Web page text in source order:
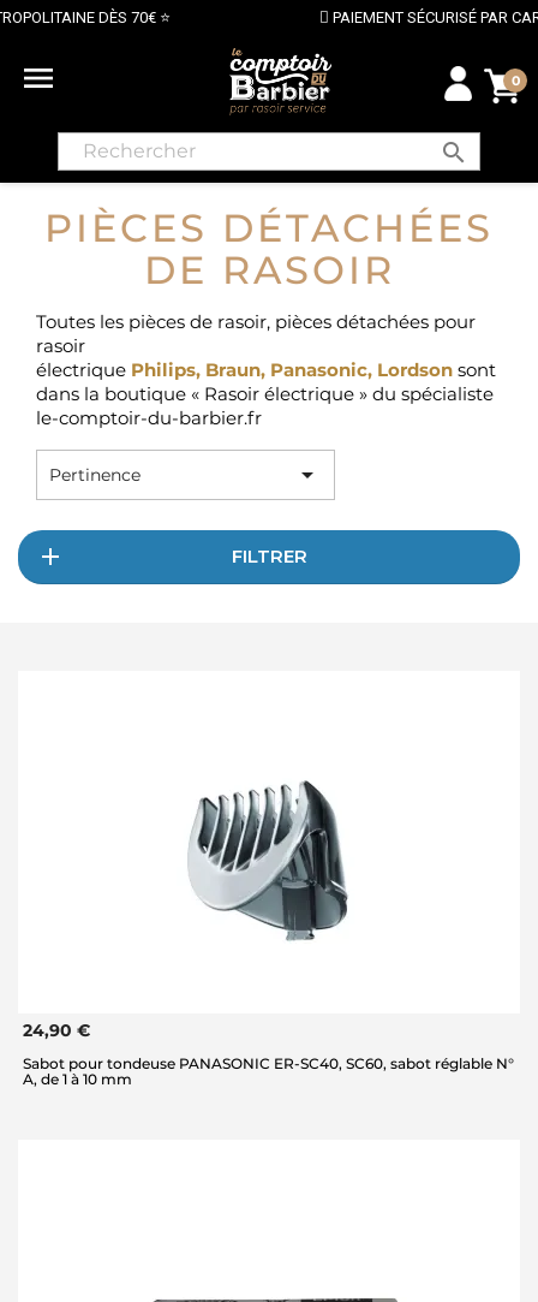
PAIEMENT SÉCURISÉ PAR CARTE BANCAIRE
 0
search
PIÈCES DÉTACHÉES
DE RASOIR
Toutes les pièces de rasoir, pièces détachées pour
rasoir
électrique Philips, Braun, Panasonic, Lordson sont
dans la boutique « Rasoir électrique » du spécialiste
le-comptoir-du-barbier.fr
Pertinence 
FILTRER
24,90 €
Sabot pour tondeuse PANASONIC ER-SC40, SC60, sabot réglable N°
A, de 1 à 10 mm